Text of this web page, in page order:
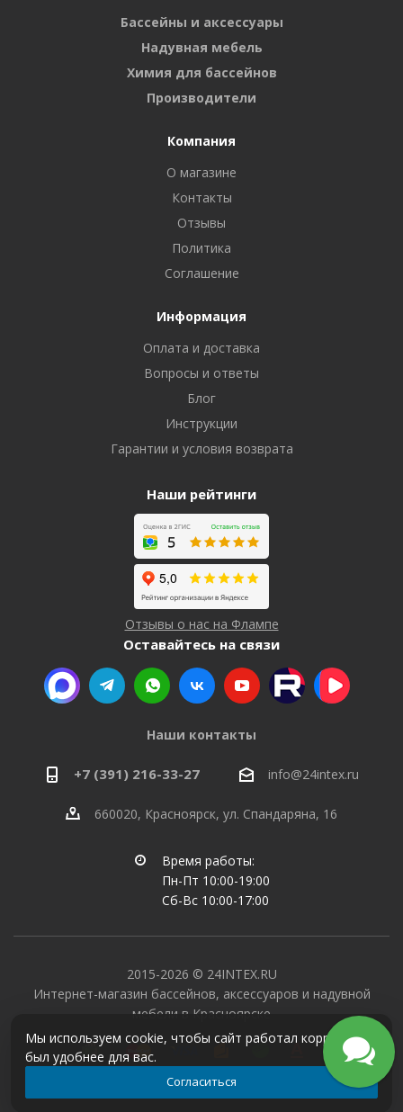
Бассейны и аксессуары
Надувная мебель
Химия для бассейнов
Производители
Компания
О магазине
Контакты
Отзывы
Политика
Соглашение
Информация
Оплата и доставка
Вопросы и ответы
Блог
Инструкции
Гарантии и условия возврата
Наши рейтинги
Отзывы о нас на Флампе
Оставайтесь на связи
Наши контакты
+7 (391) 216-33-27 info@24intex.ru
660020, Красноярск, ул. Спандаряна, 16
Время работы:
Пн-Пт 10:00-19:00
Сб-Вс 10:00-17:00
2015-2026 © 24INTEX.RU
Интернет-магазин бассейнов, аксессуаров и надувной
мебели в Красноярске
Мы используем cookie, чтобы сайт работал корректно и
был удобнее для вас.
Согласиться